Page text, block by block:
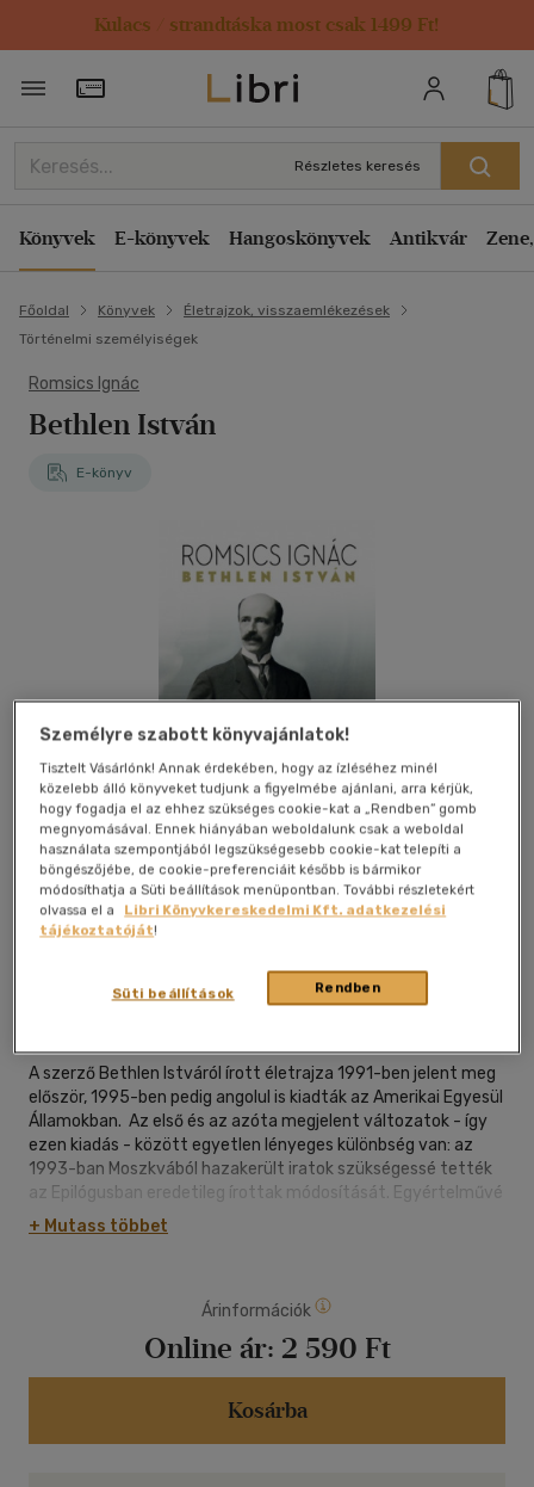
Kulacs / strandtáska most csak 1499 Ft!
Törzsvásárlói Kártya adatai
Részletes keresés
Könyvek E-könyvek Hangoskönyvek Antikvár
Főoldal Könyvek
Életrajzok, visszaemlékezések
Történelmi személyiségek
Romsics Ignác
Bethlen István
E-könyv
Beleolvasok
(1 vélemény)
A szerző Bethlen Istváról írott életrajza 1991-ben jelent meg
először, 1995-ben pedig angolul is kiadták az Amerikai Egyesül
Államokban. Az első és az azóta megjelent változatok - így
ezen kiadás - között egyetlen lényeges különbség van: az
1993-ban Moszkvából hazakerült iratok szükségessé tették
az Epilógusban eredetileg írottak módosítását. Egyértelművé
vált, hogy a szovjet vezetés nem azért vitette ki Bethlent
Moszkvába, mert Erdélyben vagy Magyarországon politikai
eltávolítsa. E kiadás utolsó oldalain a szerző röviden utal
azokra a levelekre is, amelyeket 1944-1945-ös
magyarországi szovjet házi őrizete idején Bethlen írt felnőtt-
és időskori szerelmének, Széchenyi Andor Pálnénak. Ezeket a
grófné leányunokája bocsátotta a szerző rendelkezésére
+ Mutass többet
Árinformációk
Online ár: 2 590 Ft
Kosárba
Személyre szabott könyvajánlatok!
Tisztelt Vásárlónk! Annak érdekében, hogy az ízléséhez minél
közelebb álló könyveket tudjunk a figyelmébe ajánlani, arra kérjük,
hogy fogadja el az ehhez szükséges cookie-kat a „Rendben” gomb
megnyomásával. Ennek hiányában weboldalunk csak a weboldal
használata szempontjából legszükségesebb cookie-kat telepíti a
böngészőjébe, de cookie-preferenciáit később is bármikor
módosíthatja a Süti beállítások menüpontban. További részletekért
olvassa el a
Libri Könyvkereskedelmi Kft. adatkezelési
tájékoztatóját!
Rendben
Süti beállítások